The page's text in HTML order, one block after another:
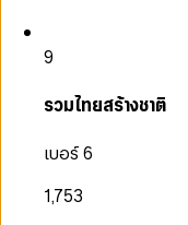
9
รวมไทยสร้างชาติ
เบอร์ 6
1,753